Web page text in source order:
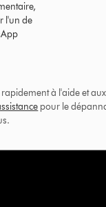
l'un de
à l'aide et
pour le